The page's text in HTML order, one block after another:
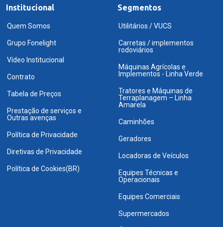
Institucional
Quem Somos
Grupo Fonelight
Vídeo Institucional
Contrato
Tabela de Preços
Prestação de serviços e
Outras avenças
Política de Privacidade
Diretivas de Privacidade
Política de Cookies(BR)
Segmentos
Utilitários / VUCS
Carretas / implementos
rodoviários
Máquinas Agrícolas e
Implementos - Linha Verde
Tratores e Máquinas de
Terraplanagem – Linha
Amarela
Caminhões
Geradores
Locadoras de Veículos
Equipes Técnicas e
Operacionais
Equipes Comerciais
Supermercados